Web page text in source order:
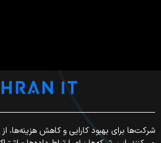
شرکت‌ها برای بهبود کارایی و کاهش هزینه‌ها،